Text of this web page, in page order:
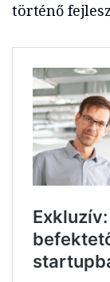
történő